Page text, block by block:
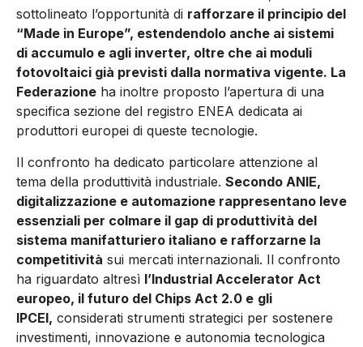
sottolineato l’opportunità di rafforzare il principio del
“Made in Europe”, estendendolo anche ai sistemi
di accumulo e agli inverter, oltre che ai moduli
fotovoltaici già previsti dalla normativa vigente. La
Federazione ha inoltre proposto l’apertura di una
specifica sezione del registro ENEA dedicata ai
produttori europei di queste tecnologie.
Il confronto ha dedicato particolare attenzione al
tema della produttività industriale. Secondo ANIE,
digitalizzazione e automazione rappresentano leve
essenziali per colmare il gap di produttività del
sistema manifatturiero italiano e rafforzarne la
competitività sui mercati internazionali. Il confronto
ha riguardato altresì l’Industrial Accelerator Act
europeo, il futuro del Chips Act 2.0 e gli
IPCEI, considerati strumenti strategici per sostenere
investimenti, innovazione e autonomia tecnologica